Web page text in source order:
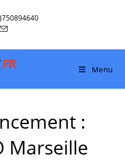
Menu
:
Marseille